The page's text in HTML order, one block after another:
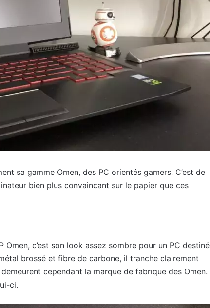
sa gamme Omen, des PC orientés gamers. C’est de
bien plus convaincant sur le papier que ces
Omen, c’est son look assez sombre pour un PC destiné
brossé et fibre de carbone, il tranche clairement
cependant la marque de fabrique des Omen.
ci.